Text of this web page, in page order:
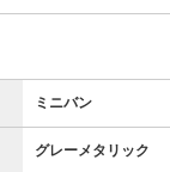
ミニバン
グレーメタリック